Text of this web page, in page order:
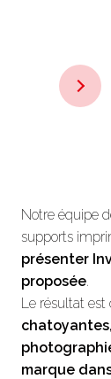
Notre équipe
supports
présenter
proposée.
Le résultat est
marque